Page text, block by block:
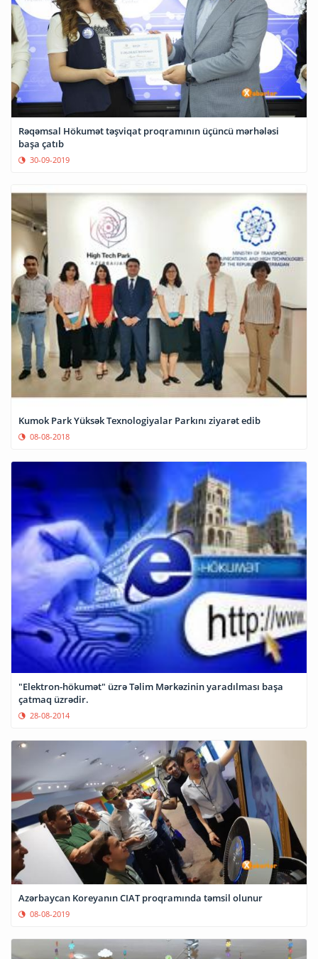
Rəqəmsal Hökumət təşviqat proqramının üçüncü mərhələsi
başa çatıb
30-09-2019
Kumok Park Yüksək Texnologiyalar Parkını ziyarət edib
08-08-2018
"Elektron-hökumət" üzrə Təlim Mərkəzinin yaradılması başa
çatmaq üzrədir.
28-08-2014
Azərbaycan Koreyanın CIAT proqramında təmsil olunur
08-08-2019